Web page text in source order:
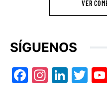
VER
SÍGUENOS
Facebook
Instagram